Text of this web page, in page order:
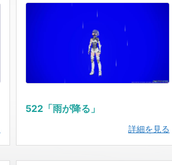
522「雨が降る」
詳細を見る